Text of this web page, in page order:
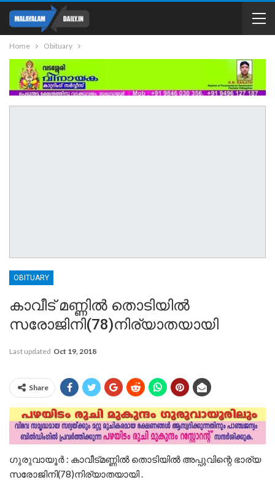
Home Obituary
OBITUARY
കാവീട് മണ്ണില്‍ തൊടിയില്‍
സരോജിനി(78)നിര്യാതയായി
Last updated Oct 19, 2018
Share
ഗുരുവായൂർ : കാവീട്മണ്ണില്‍ തൊടിയില്‍ അപ്പുവിന്റെ ഭാര്യ
സരോജിനി(78)നിര്യാതയായി .